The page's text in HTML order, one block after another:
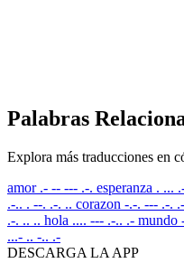
Palabras
Explora más traducciones en
amor .- -- --- .-. esperanza . ...
.-.. . --. .-. .. corazon -.-. --- .-.
.-. .. .. hola .... --- .-.. .- mundo
...- .. -.. .-
DESCARGA LA APP